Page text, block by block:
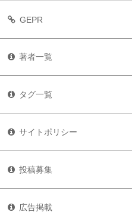
GEPR
著者一覧
タグ一覧
サイトポリシー
投稿募集
広告掲載